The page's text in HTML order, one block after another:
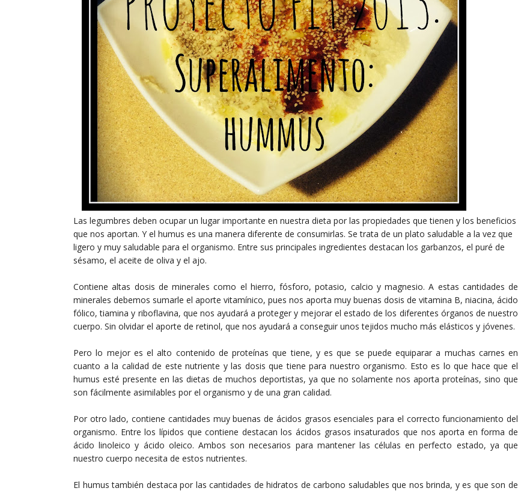
Las legumbres deben ocupar un lugar importante en nuestra dieta por las propiedades que tienen y los beneficios
que nos aportan. Y el humus es una manera diferente de consumirlas. Se trata de un plato saludable a la vez que
ligero y muy saludable para el organismo. Entre sus principales ingredientes destacan los garbanzos, el puré de
sésamo, el aceite de oliva y el ajo.
Contiene altas dosis de minerales como el hierro, fósforo, potasio, calcio y magnesio. A estas cantidades de
minerales debemos sumarle el aporte vitamínico, pues nos aporta muy buenas dosis de vitamina B, niacina, ácido
fólico, tiamina y riboflavina, que nos ayudará a proteger y mejorar el estado de los diferentes órganos de nuestro
cuerpo. Sin olvidar el aporte de retinol, que nos ayudará a conseguir unos tejidos mucho más elásticos y jóvenes.
Pero lo mejor es el alto contenido de proteínas que tiene, y es que se puede equiparar a muchas carnes en
cuanto a la calidad de este nutriente y las dosis que tiene para nuestro organismo. Esto es lo que hace que el
humus esté presente en las dietas de muchos deportistas, ya que no solamente nos aporta proteínas, sino que
son fácilmente asimilables por el organismo y de una gran calidad.
Por otro lado, contiene cantidades muy buenas de ácidos grasos esenciales para el correcto funcionamiento del
organismo. Entre los lípidos que contiene destacan los ácidos grasos insaturados que nos aporta en forma de
ácido linoleico y ácido oleico. Ambos son necesarios para mantener las células en perfecto estado, ya que
nuestro cuerpo necesita de estos nutrientes.
El humus también destaca por las cantidades de hidratos de carbono saludables que nos brinda, y es que son de